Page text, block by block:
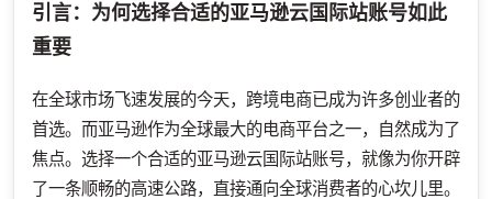
引言：为何选择合适的亚马逊云国际站账号如此
重要
在全球市场飞速发展的今天，跨境电商已成为许多创业者的
首选。而亚马逊作为全球最大的电商平台之一，自然成为了
焦点。选择一个合适的亚马逊云国际站账号，就像为你开辟
了一条顺畅的高速公路，直接通向全球消费者的心坎儿里。